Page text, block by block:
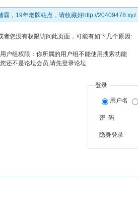
霸，19年老牌站点，请收藏好http://20409478.xyz
者您没有权限访问此页面，可能有如下几个原因:
用户组权限：你所属的用户组不能使用搜索功能
您还不是论坛会员,请先登录论坛
登录
用户名
密 码
隐身登录